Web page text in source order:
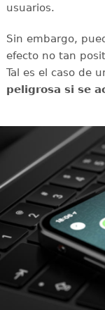
usuarios.
Sin embargo,
efecto no tan
Tal es el caso de
peligrosa si se